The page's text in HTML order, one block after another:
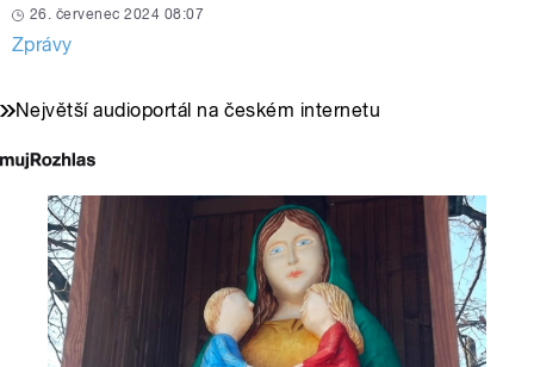
26. červenec 2024 08:07
Zprávy
Největší audioportál na českém internetu